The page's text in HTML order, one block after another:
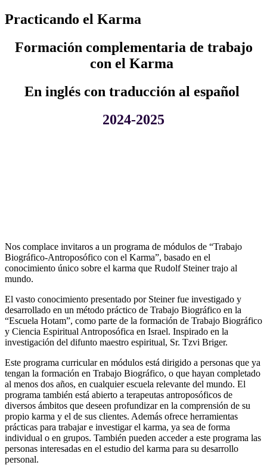
Practicando el Karma
Formación complementaria de trabajo
con el Karma
En inglés con traducción al español
2024-2025
Nos complace invitaros a un programa de módulos de “Trabajo
Biográfico-Antroposófico con el Karma”, basado en el
conocimiento único sobre el karma que Rudolf Steiner trajo al
mundo.
El vasto conocimiento presentado por Steiner fue investigado y
desarrollado en un método práctico de Trabajo Biográfico en la
“Escuela Hotam”, como parte de la formación de Trabajo Biográfico
y Ciencia Espiritual Antroposófica en Israel. Inspirado en la
investigación del difunto maestro espiritual, Sr. Tzvi Briger.
Este programa curricular en módulos está dirigido a personas que ya
tengan la formación en Trabajo Biográfico, o que hayan completado
al menos dos años, en cualquier escuela relevante del mundo. El
programa también está abierto a terapeutas antroposóficos de
diversos ámbitos que deseen profundizar en la comprensión de su
propio karma y el de sus clientes. Además ofrece herramientas
prácticas para trabajar e investigar el karma, ya sea de forma
individual o en grupos. También pueden acceder a este programa las
personas interesadas en el estudio del karma para su desarrollo
personal.